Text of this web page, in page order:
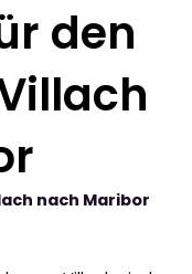
den
nach Maribor